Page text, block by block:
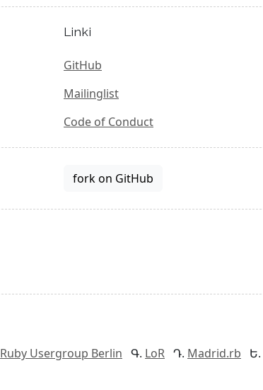
Linki
GitHub
Mailinglist
Code of Conduct
fork on GitHub
Ruby Usergroup Berlin LoR Madrid.rb